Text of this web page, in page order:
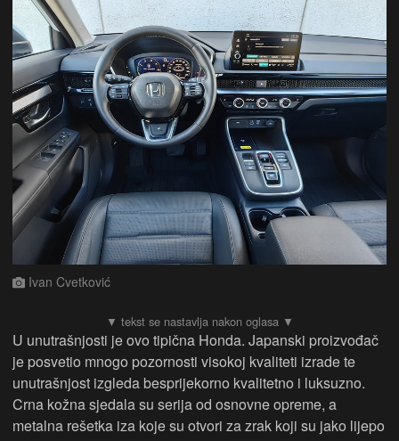
Ivan Cvetković
U unutrašnjosti je ovo tipična Honda. Japanski proizvođač
je posvetio mnogo pozornosti visokoj kvaliteti izrade te
unutrašnjost izgleda besprijekorno kvalitetno i luksuzno.
Crna kožna sjedala su serija od osnovne opreme, a
metalna rešetka iza koje su otvori za zrak koji su jako lijepo